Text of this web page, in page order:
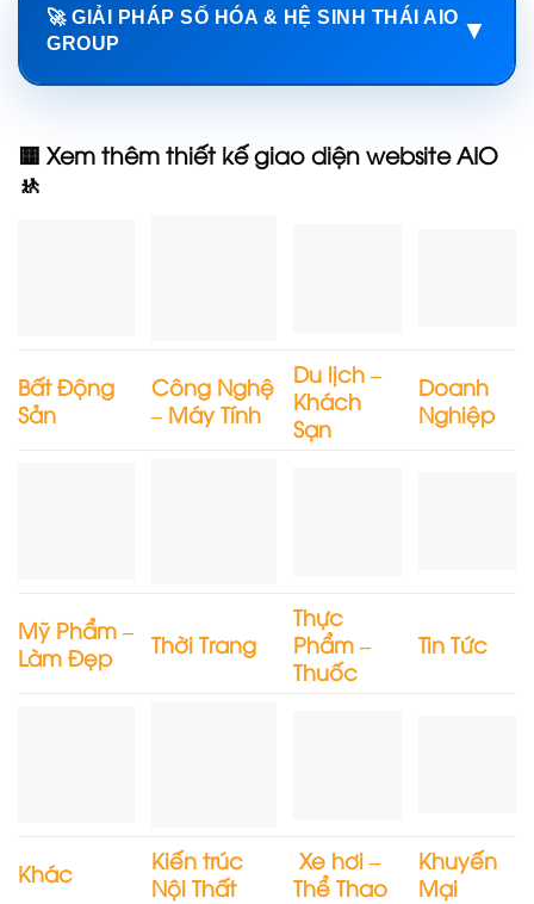
🚀 GIẢI PHÁP SỐ HÓA & HỆ SINH THÁI AIO
GROUP
▼
🟨 Xem thêm thiết kế giao diện website AIO
🚸
Bất Động
Sản
Công Nghệ
– Máy Tính
Du lịch –
Khách
Sạn
Doanh
Nghiệp
Mỹ Phẩm –
Làm Đẹp
Thời Trang
Thực
Phẩm –
Thuốc
Tin Tức
Khác
Kiến trúc
Nội Thất
Xe hơi –
Thể Thao
Khuyến
Mại